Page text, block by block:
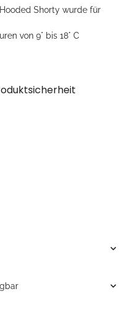
Shorty wurde für
von 9° bis 18° C